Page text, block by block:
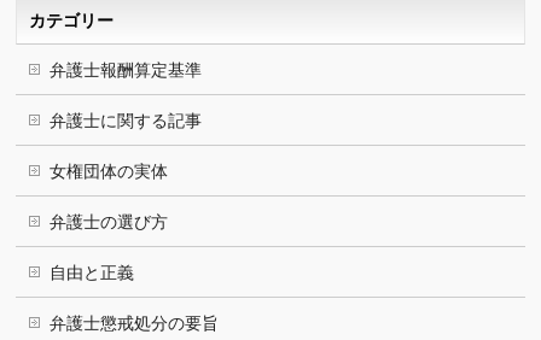
カテゴリー
弁護士報酬算定基準
弁護士に関する記事
女権団体の実体
弁護士の選び方
自由と正義
弁護士懲戒処分の要旨